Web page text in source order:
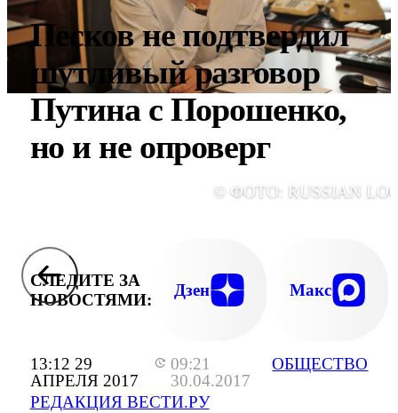
13:12 29
АПРЕЛЯ 2017
09:21
30.04.2017
РЕДАКЦИЯ ВЕСТИ.РУ
ОБЩЕСТВО
Песков не подтвердил
шутливый разговор
Путина с Порошенко,
но и не опроверг
© ФОТО: RUSSIAN
СЛЕДИТЕ ЗА
НОВОСТЯМИ:
Дзен Макс